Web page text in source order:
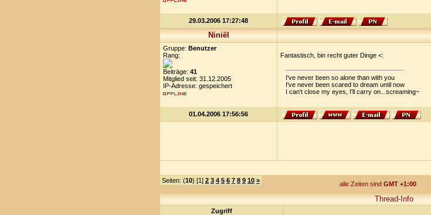
29.03.2006 17:27:48
Niniël
Gruppe: Benutzer
Rang:
Beiträge: 41
Mitglied seit: 31.12.2005
IP-Adresse: gespeichert
Fantastisch, bin recht guter Dinge <:
I've never been so alone than with you
I've never been scared to dream until now
I can't close my eyes, I'll carry on...screaming~
01.04.2006 17:56:56
Seiten: (10) [1] 2 3 4 5 6 7 8 9 10 » alle Zeiten sind GMT +1:00
Thread-Info
Zugriff